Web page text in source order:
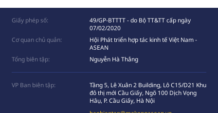
Giấy phép số:
49/GP-BTTTT - do Bộ TT&TT cấp ngày
07/02/2020
Cơ quan chủ quản:
Hội Phát triển hợp tác kinh tế Việt Nam -
ASEAN
Tổng biên tập:
Nguyễn Hà Thắng
VP Ban biên tập:
Tầng 5, Lê Xuân 2 Building, Lô C15/D21 Khu
đô thị mới Cầu Giấy, Ngõ 100 Dịch Vọng
Hâụ, P. Cầu Giấy, Hà Nội